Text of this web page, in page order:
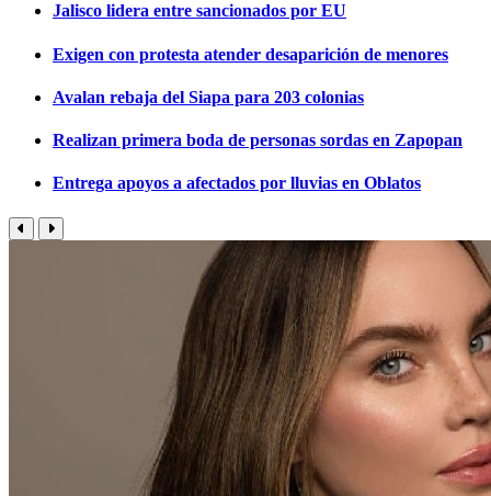
Jalisco lidera entre sancionados por EU
Exigen con protesta atender desaparición de menores
Avalan rebaja del Siapa para 203 colonias
Realizan primera boda de personas sordas en Zapopan
Entrega apoyos a afectados por lluvias en Oblatos